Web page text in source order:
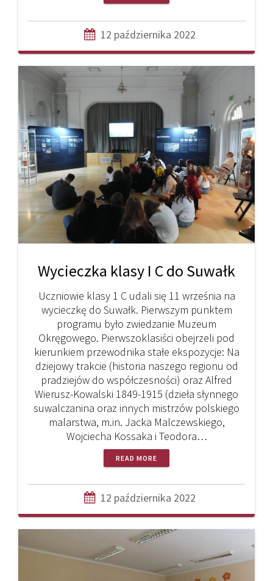
12 października 2022
Wycieczka klasy I C do Suwałk
Uczniowie klasy 1 C udali się 11 września na
wycieczkę do Suwałk. Pierwszym punktem
programu było zwiedzanie Muzeum
Okręgowego. Pierwszoklasiści obejrzeli pod
kierunkiem przewodnika stałe ekspozycje: Na
dziejowy trakcie (historia naszego regionu od
pradziejów do współczesności) oraz Alfred
Wierusz-Kowalski 1849-1915 (dzieła słynnego
suwalczanina oraz innych mistrzów polskiego
malarstwa, m.in. Jacka Malczewskiego,
Wojciecha Kossaka i Teodora…
READ MORE
12 października 2022